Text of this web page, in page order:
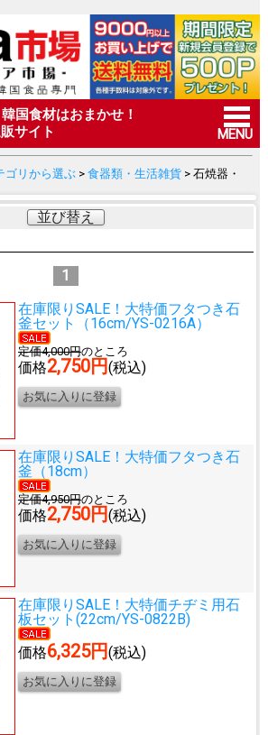
国食材はおまかせ！
サイト
MENU
ゴリから選ぶ> 食器類・生活雑貨> 石焼器・
並び替え
1
在庫限りSALE！大特価フタつき石
釜セット（16cm/YS-0216A）
定価4,000円のところ
価格2,750円(税込)
在庫限りSALE！大特価フタつき石
釜（18cm）
定価4,950円のところ
価格2,750円(税込)
在庫限りSALE！大特価チヂミ用石
板セット(22cm/YS-0822B)
価格6,325円(税込)